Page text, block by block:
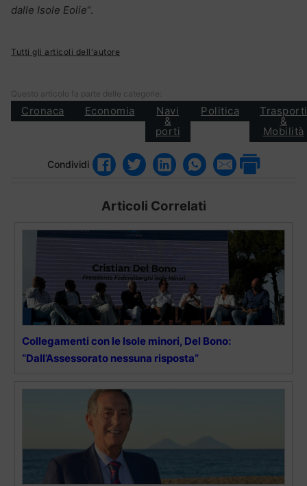
dalle Isole Eolie“.
Tutti gli articoli dell'autore
Questo articolo fa parte delle categorie:
Cronaca Economia Navi
&
porti
Politica Trasporti
&
Mobilità
Condividi
Articoli Correlati
Collegamenti con le Isole minori, Del Bono:
“Dall’Assessorato nessuna risposta”